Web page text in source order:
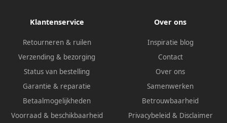
Klantenservice
Retourneren & ruilen
Verzending & bezorging
Status van bestelling
Garantie & reparatie
Betaalmogelijkheden
Voorraad & beschikbaarheid
Over ons
Inspiratie blog
Contact
Over ons
Samenwerken
Betrouwbaarheid
Privacybeleid & Disclaimer